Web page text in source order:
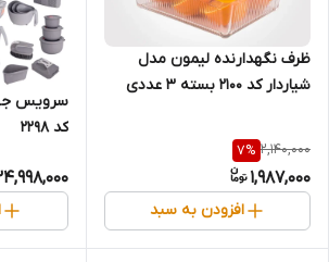
ظرف نگهدارنده لیمون مدل
شیاردار کد 2100 بسته 3 عددی
2,140,000
7%
1,987,000
افزودن به سبد
کد 2298